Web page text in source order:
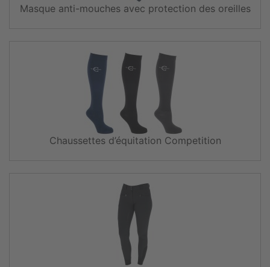
Masque anti-mouches avec protection des oreilles
Chaussettes d’équitation Competition